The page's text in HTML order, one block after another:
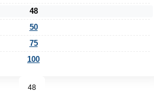
48
50
75
100
48